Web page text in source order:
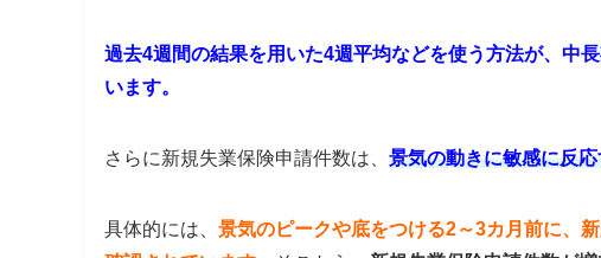
過去4週間の結果を用いた4週平均などを使う方法が、中
います。
さらに新規失業保険申請件数は、 景気の動きに敏感に反
具体的には、 景気のピークや底をつける2～3カ月前に、